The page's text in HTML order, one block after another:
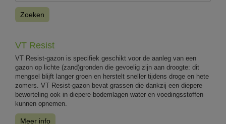
Zoeken
VT Resist
VT Resist-gazon is specifiek geschikt voor de aanleg van een
gazon op lichte (zand)gronden die gevoelig zijn aan droogte: dit
mengsel blijft langer groen en herstelt sneller tijdens droge en hete
zomers. VT Resist-gazon bevat grassen die dankzij een diepere
beworteling ook in diepere bodemlagen water en voedingsstoffen
kunnen opnemen.
Meer info